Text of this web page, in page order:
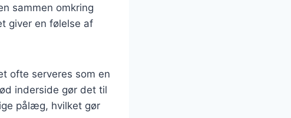
sammen omkring
giver en følelse af
ofte serveres som en
inderside gør det til
pålæg, hvilket gør